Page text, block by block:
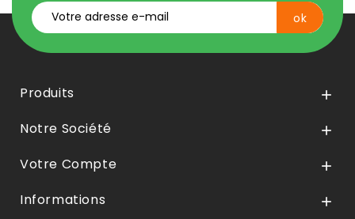
Produits 
Notre Société 
Votre Compte 
Informations 